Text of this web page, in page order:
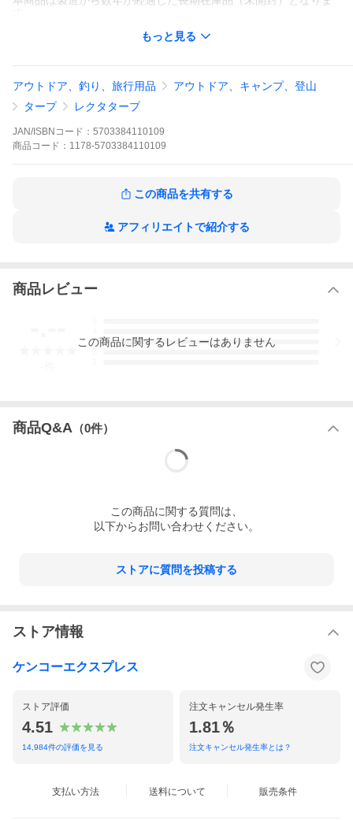
いかなる不良が発生した場合も返品や交換をお受けできません。
品に関するお問い合わせは一切お受けできません。
発送後の返品・交換・返金・商品に関するお問い合わせは一切お
受けできません。
完品をお求めの方や、経年劣化のリスクを許容できない方はご購
入をお控えください。
袋、ギャランティカード
サイズ(約cm)：750×550cm
お問い合わせ先
Cotton Tarp[242046](タープ キャンプ グランピング)
もっと見る
アウトドア、釣り、旅行用品
アウトドア、キャンプ、登山
タープ
レクタタープ
JAN/ISBNコード： 5703384110109
商品 コード： 1178-5703384110109
この商品を共有する
アフィリエイトで紹介する
商品レビュー
3
この商品に関するレビューはありません
商品Q&A （0件）
この商品に関する質問は、
以下からお問い合わせください。
ストアに質問を投稿する
ストア情報
ケンコーエクスプレス
ストア評価
4.51
14,984件の評価を見る
注文キャンセル発生率
1.81％
注文キャンセル発生率とは？
支払い方法 送料について 販売条件